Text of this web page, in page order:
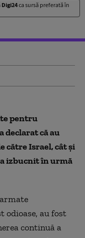
Digi24ca sursă preferată în
pentru
declarat că au
către Israel, cât şi
izbucnit în urmă
odioase, au fost
continuă a